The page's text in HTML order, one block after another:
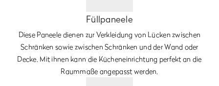
Füllpaneele
Diese Paneele dienen zur Verkleidung von Lücken zwischen
Schränken sowie zwischen Schränken und der Wand oder
Decke. Mit ihnen kann die Kücheneinrichtung perfekt an die
Raummaße angepasst werden.